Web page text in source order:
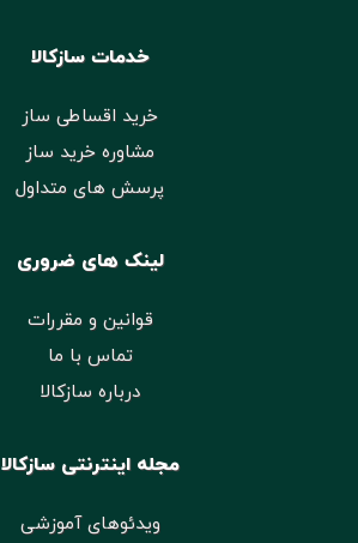
خدمات سازکالا
خرید اقساطی ساز
مشاوره خرید ساز
پرسش های متداول
لینک های ضروری
قوانین و مقررات
تماس با ما
درباره سازکالا
مجله اینترنتی سازکالا
ویدئوهای آموزشی